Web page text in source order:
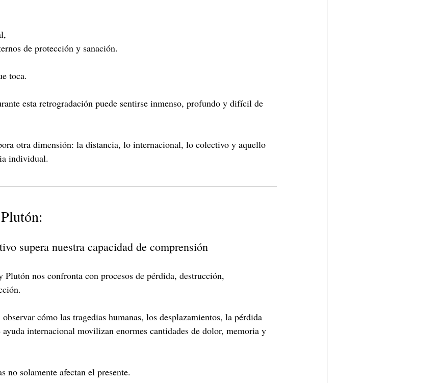
de protección y sanación.
toca.
esta retrogradación puede sentirse inmenso, profundo y difícil de
otra dimensión: la distancia, lo internacional, lo colectivo y aquello
individual.
supera nuestra capacidad de comprensión
nos confronta con procesos de pérdida, destrucción,
cómo las tragedias humanas, los desplazamientos, la pérdida
internacional movilizan enormes cantidades de dolor, memoria y
no solamente afectan el presente.